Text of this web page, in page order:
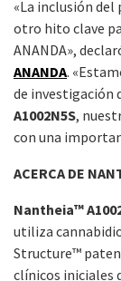
«La inclusión
otro hito clave
ANANDA»,
ANANDA.
de investigación
A1002N5S,
con una
ACERCA DE
Nantheia™
utiliza
Structure™
clínicos iniciales